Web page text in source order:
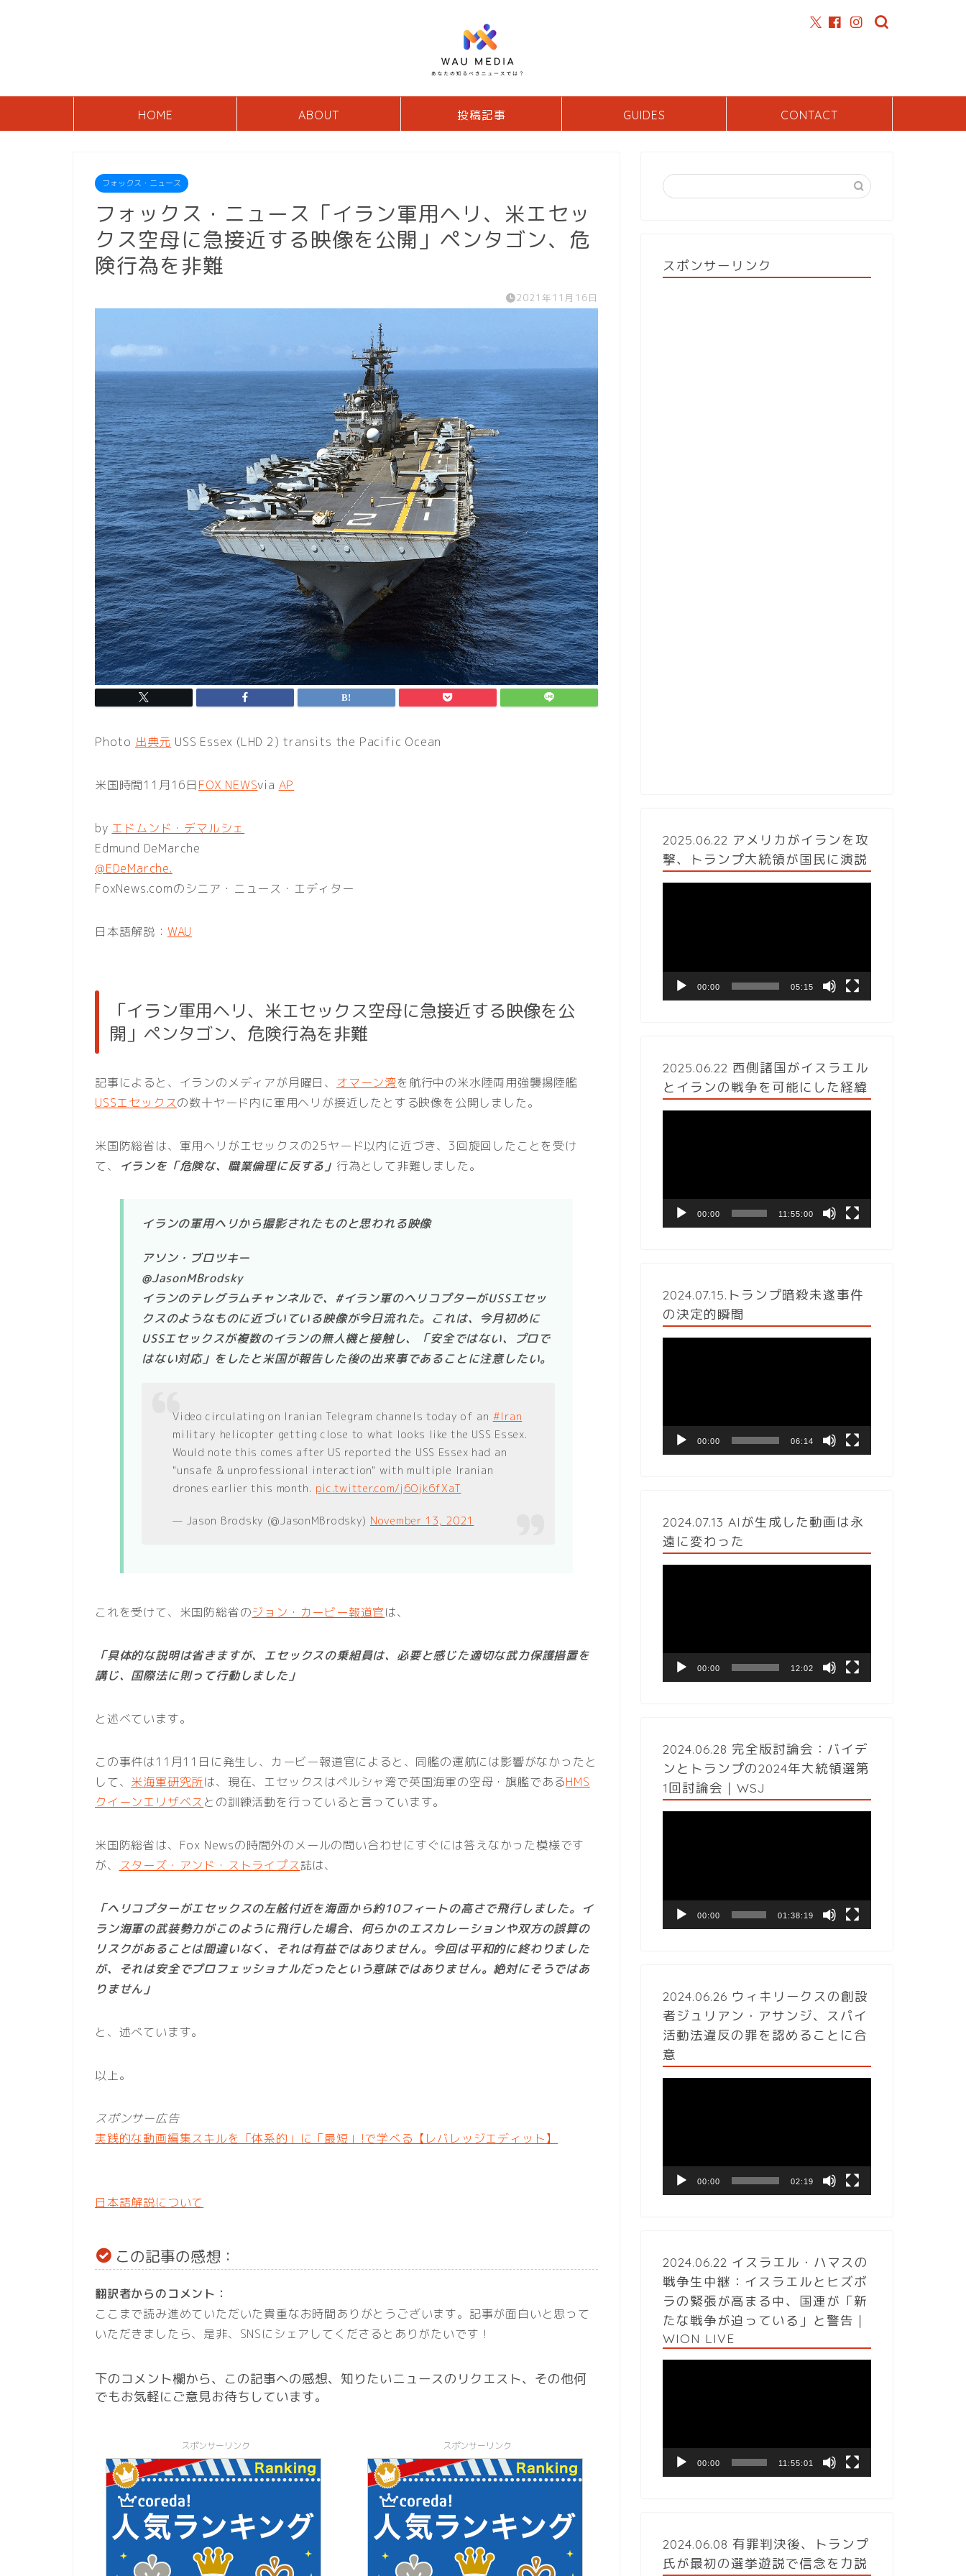
HOME ABOUT 投稿記事 GUIDES CONTACT
フォックス・ニュース
フォックス・ニュース「イラン軍用ヘリ、米エセッ
クス空母に急接近する映像を公開」ペンタゴン、危
険行為を非難
2021年11月16日
Photo 出典元 USS Essex (LHD 2) transits the Pacific Ocean
米国時間11月16日 FOX NEWSvia AP
by エドムンド・デマルシェ
Edmund DeMarche
@EDeMarche.
FoxNews.comのシニア・ニュース・エディター
日本語解説： WAU
「イラン軍用ヘリ、米エセックス空母に急接近する映像を公
開」ペンタゴン、危険行為を非難
記事によると、イランのメディアが月曜日、 オマーン湾を航行中の米水陸両用強襲揚陸艦
USSエセックスの数十ヤード内に軍用ヘリが接近したとする映像を公開しました。
米国防総省は、軍用ヘリがエセックスの25ヤード以内に近づき、3回旋回したことを受け
て、
イランを「危険な、職業倫理に反する」 行為として非難しました。
イランの軍用ヘリから撮影されたものと思われる映像
アソン・ブロツキー
@JasonMBrodsky
イランのテレグラムチャンネルで、#イラン軍のヘリコプターがUSSエセッ
クスのようなものに近づいている映像が今日流れた。これは、今月初めに
USSエセックスが複数のイランの無人機と接触し、「安全ではない、プロで
はない対応」をしたと米国が報告した後の出来事であることに注意したい。
Video circulating on Iranian Telegram channels today of an #Iran
military helicopter getting close to what looks like the USS Essex.
Would note this comes after US reported the USS Essex had an
"unsafe & unprofessional interaction" with multiple Iranian
drones earlier this month. pic.twitter.com/j6Ojk6fXaT
— Jason Brodsky (@JasonMBrodsky) November 13, 2021
これを受けて、米国防総省のジョン・カービー報道官は、
「具体的な説明は省きますが、エセックスの乗組員は、必要と感じた適切な武力保護措置を
講じ、国際法に則って行動しました」
と述べています。
この事件は11月11日に発生し、カービー報道官によると、同艦の運航には影響がなかったと
して、 米海軍研究所は、現在、エセックスはペルシャ湾で英国海軍の空母・旗艦であるHMS
クイーンエリザベス との訓練活動を行っていると言っています。
米国防総省は、Fox Newsの時間外のメールの問い合わせにすぐには答えなかった模様です
が、
スターズ・アンド・ストライプス誌は、
「ヘリコプターがエセックスの左舷付近を海面から約10フィートの高さで飛行しました。イ
ラン海軍の武装勢力がこのように飛行した場合、何らかのエスカレーションや双方の誤算の
リスクがあることは間違いなく、それは有益ではありません。今回は平和的に終わりました
が、それは安全でプロフェッショナルだったという意味ではありません。絶対にそうではあ
りません」
と、述べています。
以上。
スポンサー広告
実践的な動画編集スキルを「体系的」に「最短」!で学べる【レバレッジエディット】
日本語解説について
この記事の感想：
翻訳者からのコメント：
ここまで読み進めていただいた貴重なお時間ありがとうございます。記事が面白いと思って
いただきましたら、是非、SNSにシェアしてくださるとありがたいです！
下のコメント欄から、この記事への感想、知りたいニュースのリクエスト、その他何
でもお気軽にご意見お待ちしています。
スポンサーリンク スポンサーリンク
スポンサーリンク
2025.06.22 アメリカがイランを攻
撃、トランプ大統領が国民に演説
ヤ
00:00 05:15
2025.06.22 西側諸国がイスラエル
とイランの戦争を可能にした経緯
ヤ
00:00 11:55:00
2024.07.15.トランプ暗殺未遂事件
の決定的瞬間
ヤ
00:00 06:14
2024.07.13 AIが生成した動画は永
遠に変わった
ヤ
00:00 12:02
2024.06.28 完全版討論会：バイデ
ンとトランプの2024年大統領選第
1回討論会｜WSJ
ヤ
00:00 01:38:19
2024.06.26 ウィキリークスの創設
者ジュリアン・アサンジ、スパイ
活動法違反の罪を認めることに合
意
ヤ
00:00 02:19
2024.06.22 イスラエル・ハマスの
戦争生中継：イスラエルとヒズボ
ラの緊張が高まる中、国連が「新
たな戦争が迫っている」と警告｜
WION LIVE
ヤ
00:00 11:55:01
2024.06.08 有罪判決後、トランプ
氏が最初の選挙遊説で信念を力説